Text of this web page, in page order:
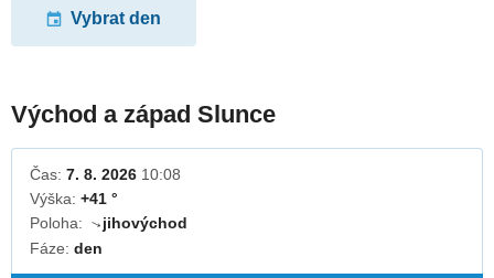
Vybrat den
Východ a západ Slunce
Čas: 7. 8. 2026 10:08
Výška: +41 °
Poloha:
↓jihovýchod
Fáze: den